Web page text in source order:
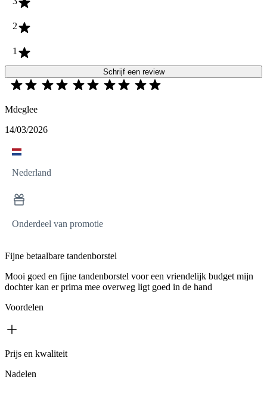
2
1
Schrijf een review
Mdeglee
14/03/2026
Nederland
Onderdeel van promotie
Fijne betaalbare tandenborstel
Mooi goed en fijne tandenborstel voor een vriendelijk budget mijn
dochter kan er prima mee overweg ligt goed in de hand
Voordelen
Prijs en kwaliteit
Nadelen